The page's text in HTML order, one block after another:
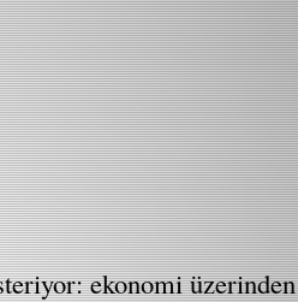
ekonomi üzerinden